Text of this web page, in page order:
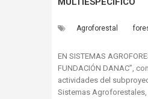
Agroforestal
EN SISTEMAS
FUNDACIÓN DANAC”,
actividades del
Sistemas Agroforestales,